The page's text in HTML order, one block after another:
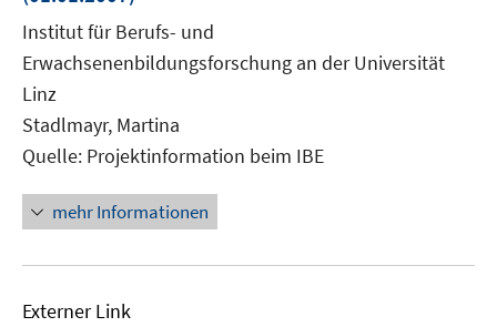
Institut für Berufs- und
Erwachsenenbildungsforschung an der Universität
Linz
Stadlmayr, Martina
Quelle: Projektinformation beim IBE
mehr Informationen
Externer Link